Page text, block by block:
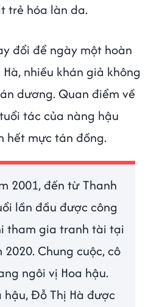
trẻ hóa làn da.
đổi để ngày một hoàn
nhiều khán giả không
dương. Quan điểm về
tác của nàng hậu
hết mực tán đồng.
2001, đến từ Thanh
lần đầu được công
tham gia tranh tài tại
Chung cuộc, cô
ngôi vị Hoa hậu.
hậu, Đỗ Thị Hà được